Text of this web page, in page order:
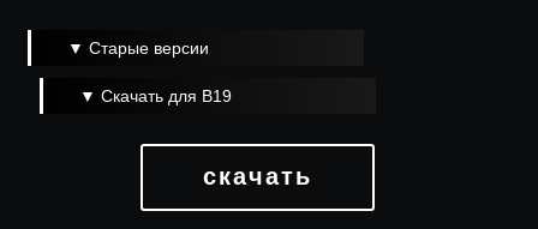
▼ Старые версии
▼ Скачать для B19
скачать